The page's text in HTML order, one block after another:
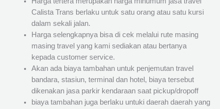
Calista Trans berlaku untuk satu orang atau satu kursi
dalam sekali jalan.
Harga selengkapnya bisa di cek melalui rute masing
masing travel yang kami sediakan atau bertanya
kepada customer service.
Akan ada biaya tambahan untuk penjemutan travel
bandara, stasiun, terminal dan hotel, biaya tersebut
dikenakan jasa parkir kendaraan saat pickup/dropoff
biaya tambahan juga berlaku untuki daerah daerah yang